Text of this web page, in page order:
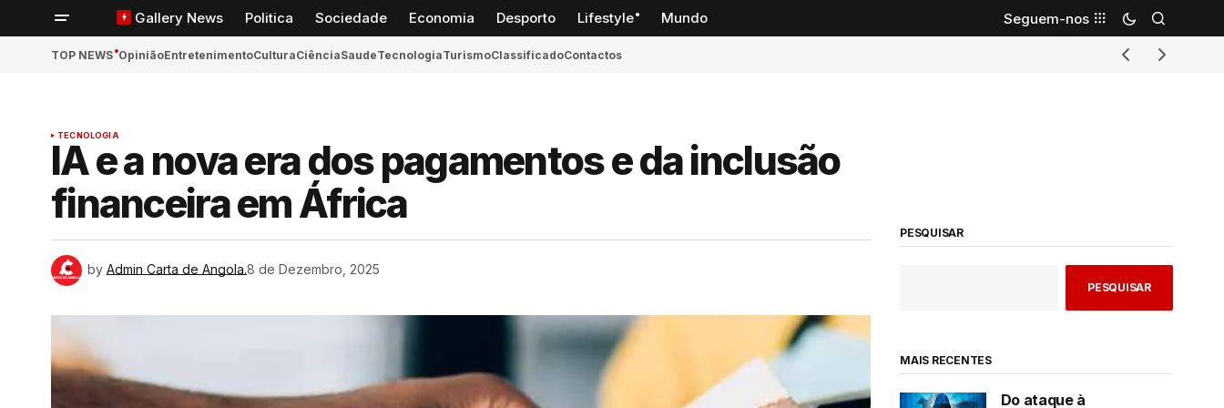
Gallery News Politica Sociedade Economia Desporto Lifestyle Mundo Seguem-nos
TOP NEWS OpiniãoEntretenimentoCulturaCiênciaSaudeTecnologiaTurismoClassificadoContactos
TECNOLOGIA
IA e a nova era dos pagamentos e da inclusão
financeira em África
by Admin Carta de Angola.8 de Dezembro, 2025
PESQUISAR
PESQUISAR
MAIS RECENTES
Do ataque à